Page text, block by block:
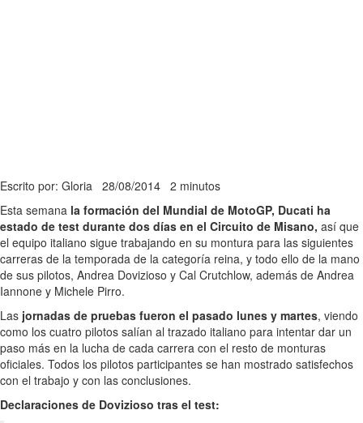
Escrito por: Gloria 28/08/2014 2 minutos
Esta semana la formación del Mundial de MotoGP, Ducati ha
estado de test durante dos días en el Circuito de Misano, así que
el equipo italiano sigue trabajando en su montura para las siguientes
carreras de la temporada de la categoría reina, y todo ello de la mano
de sus pilotos, Andrea Dovizioso y Cal Crutchlow, además de Andrea
Iannone y Michele Pirro.
Las jornadas de pruebas fueron el pasado lunes y martes, viendo
como los cuatro pilotos salían al trazado italiano para intentar dar un
paso más en la lucha de cada carrera con el resto de monturas
oficiales. Todos los pilotos participantes se han mostrado satisfechos
con el trabajo y con las conclusiones.
Declaraciones de Dovizioso tras el test: